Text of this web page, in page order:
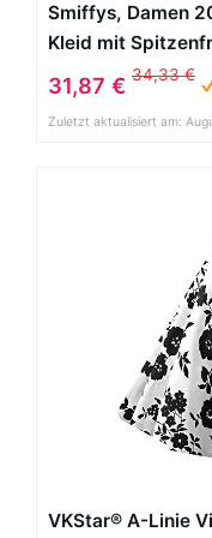
Smiffys, Damen
Kleid mit
Saum, Größe: S,
31,87 € 34,33 €
Zuletzt aktualisiert am:
VKStar® A-Linie